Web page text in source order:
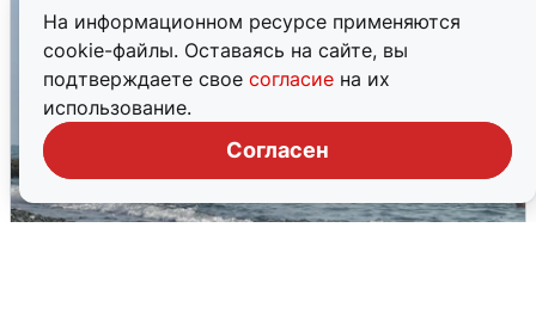
На информационном ресурсе применяются
cookie-файлы. Оставаясь на сайте, вы
подтверждаете свое согласие на их
использование.
Согласен